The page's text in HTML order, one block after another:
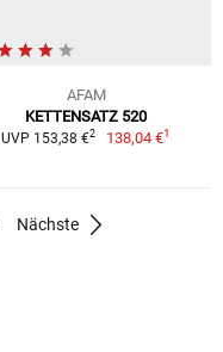
AFAM
KETTENSATZ 520
UVP 153,38 €2 138,04 €1
Nächste